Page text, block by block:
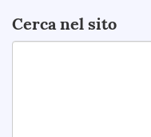
Cerca nel sito